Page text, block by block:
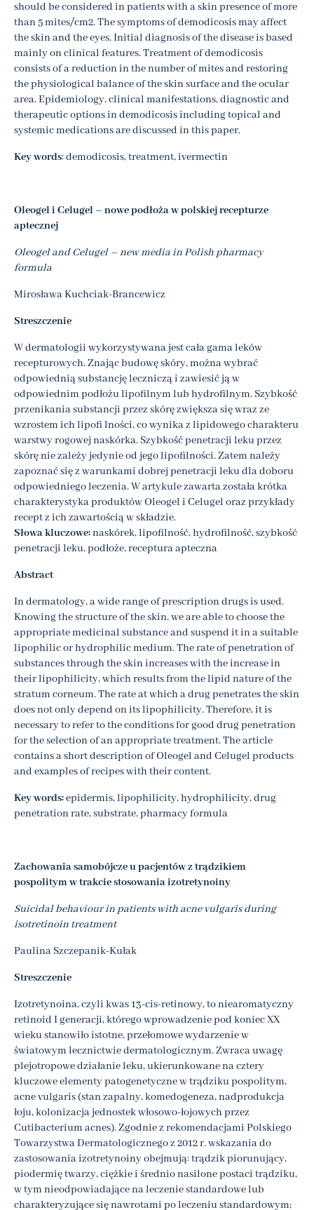
should be considered in patients with a skin presence of more
than 5 mites/cm2. The symptoms of demodicosis may affect
the skin and the eyes. Initial diagnosis of the disease is based
mainly on clinical features. Treatment of demodicosis
consists of a reduction in the number of mites and restoring
the physiological balance of the skin surface and the ocular
area. Epidemiology, clinical manifestations, diagnostic and
therapeutic options in demodicosis including topical and
systemic medications are discussed in this paper.
Key words: demodicosis, treatment, ivermectin
Oleogel i Celugel – nowe podłoża w polskiej recepturze
aptecznej
Oleogel and Celugel – new media in Polish pharmacy
formula
Mirosława Kuchciak-Brancewicz
Streszczenie
W dermatologii wykorzystywana jest cała gama leków
recepturowych. Znając budowę skóry, można wybrać
odpowiednią substancję leczniczą i zawiesić ją w
odpowiednim podłożu lipofilnym lub hydrofilnym. Szybkość
przenikania substancji przez skórę zwiększa się wraz ze
wzrostem ich lipofi lności, co wynika z lipidowego charakteru
warstwy rogowej naskórka. Szybkość penetracji leku przez
skórę nie zależy jedynie od jego lipofilności. Zatem należy
zapoznać się z warunkami dobrej penetracji leku dla doboru
odpowiedniego leczenia. W artykule zawarta została krótka
charakterystyka produktów Oleogel i Celugel oraz przykłady
recept z ich zawartością w składzie.
Słowa kluczowe:naskórek, lipofilność, hydrofilność, szybkość
penetracji leku, podłoże, receptura apteczna
Abstract
In dermatology, a wide range of prescription drugs is used.
Knowing the structure of the skin, we are able to choose the
appropriate medicinal substance and suspend it in a suitable
lipophilic or hydrophilic medium. The rate of penetration of
substances through the skin increases with the increase in
their lipophilicity, which results from the lipid nature of the
stratum corneum. The rate at which a drug penetrates the skin
does not only depend on its lipophilicity. Therefore, it is
necessary to refer to the conditions for good drug penetration
for the selection of an appropriate treatment. The article
contains a short description of Oleogel and Celugel products
and examples of recipes with their content.
Key words:epidermis, lipophilicity, hydrophilicity, drug
penetration rate, substrate, pharmacy formula
Zachowania samobójcze u pacjentów z trądzikiem
pospolitym w trakcie stosowania izotretynoiny
Suicidal behaviour in patients with acne vulgaris during
isotretinoin treatment
Paulina Szczepanik-Kułak
Streszczenie
Izotretynoina, czyli kwas 13-cis-retinowy, to niearomatyczny
retinoid I generacji, którego wprowadzenie pod koniec XX
wieku stanowiło istotne, przełomowe wydarzenie w
światowym lecznictwie dermatologicznym. Zwraca uwagę
plejotropowe działanie leku, ukierunkowane na cztery
kluczowe elementy patogenetyczne w trądziku pospolitym,
acne vulgaris (stan zapalny, komedogeneza, nadprodukcja
łoju, kolonizacja jednostek włosowo-łojowych przez
Cutibacterium acnes). Zgodnie z rekomendacjami Polskiego
Towarzystwa Dermatologicznego z 2012 r. wskazania do
zastosowania izotretynoiny obejmują: trądzik piorunujący,
piodermię twarzy, ciężkie i średnio nasilone postaci trądziku,
w tym nieodpowiadające na leczenie standardowe lub
charakteryzujące się nawrotami po leczeniu standardowym;